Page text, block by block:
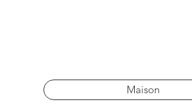
Maison